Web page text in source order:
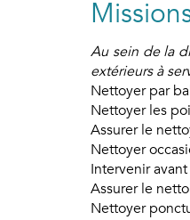
Au sein de la
extérieurs à
Nettoyer par
Nettoyer les
Assurer le
Nettoyer
Intervenir
Assurer le
Nettoyer